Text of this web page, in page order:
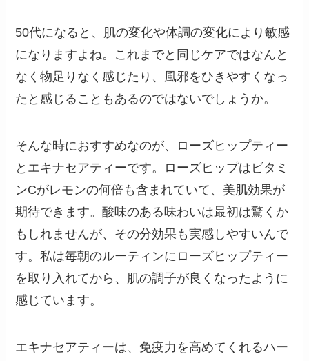
50代になると、肌の変化や体調の変化により敏感
になりますよね。これまでと同じケアではなんと
なく物足りなく感じたり、風邪をひきやすくなっ
たと感じることもあるのではないでしょうか。
そんな時におすすめなのが、ローズヒップティー
とエキナセアティーです。ローズヒップはビタミ
ンCがレモンの何倍も含まれていて、美肌効果が
期待できます。酸味のある味わいは最初は驚くか
もしれませんが、その分効果も実感しやすいんで
す。私は毎朝のルーティンにローズヒップティー
を取り入れてから、肌の調子が良くなったように
感じています。
エキナセアティーは、免疫力を高めてくれるハー